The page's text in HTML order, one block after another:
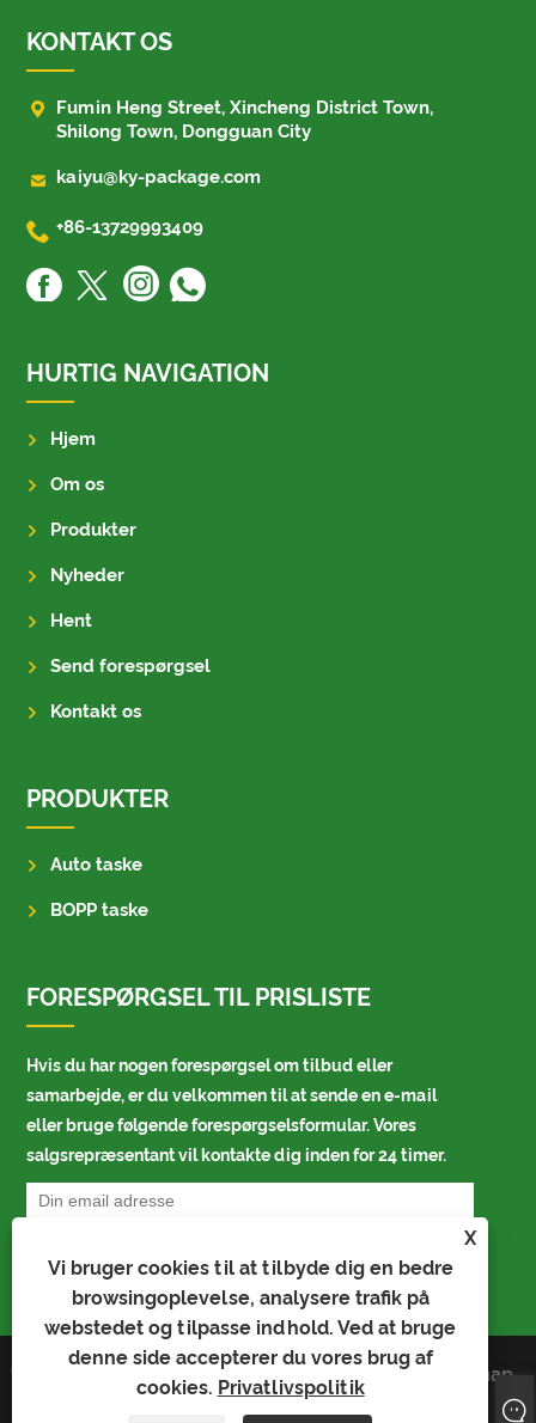
X
Vi bruger cookies til at tilbyde dig en bedre
browsingoplevelse, analysere trafik på
webstedet og tilpasse indhold. Ved at bruge
denne side accepterer du vores brug af
cookies. Privatlivspolitik
KONTAKT OS

Fumin Heng Street, Xincheng District Town,
Shilong Town, Dongguan City
 kaiyu@ky-package.com
 +86-13729993409
HURTIG NAVIGATION
Hjem
Om os
Produkter
Nyheder
Hent
Send forespørgsel
Kontakt os
PRODUKTER
Auto taske
BOPP taske
FORESPØRGSEL TIL PRISLISTE
Hvis du har nogen forespørgsel om tilbud eller
samarbejde, er du velkommen til at sende en e-mail
eller bruge følgende forespørgselsformular. Vores
salgsrepræsentant vil kontakte dig inden for 24 timer.
Copyright © 2023 Kaiyu Package
Industry Co., Limited - Auto Bag, Bopp
Bag, Auto Packing Bag - Alle rettigheder
Links
Sitemap